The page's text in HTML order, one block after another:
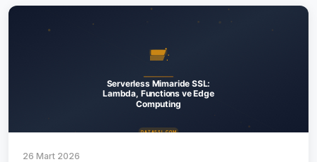
26 Mart 2026